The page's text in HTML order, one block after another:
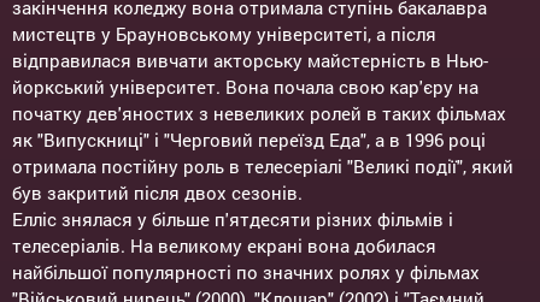
закінчення коледжу вона отримала ступінь бакалавра
мистецтв у Брауновському університеті, а після
відправилася вивчати акторську майстерність в Нью-
йоркський університет. Вона почала свою кар'єру на
початку дев'яностих з невеликих ролей в таких фільмах
як "Випускниці" і "Черговий переїзд Еда", а в 1996 році
отримала постійну роль в телесеріалі "Великі події", який
був закритий після двох сезонів.
Елліс знялася у більше п'ятдесяти різних фільмів і
телесеріалів. На великому екрані вона добилася
найбільшої популярності по значних ролях у фільмах